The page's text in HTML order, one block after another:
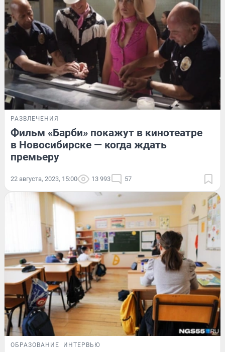
РАЗВЛЕЧЕНИЯ
Фильм «Барби» покажут в кинотеатре
в Новосибирске — когда ждать
премьеру
22 августа, 2023, 15:00 13 993 57
ОБРАЗОВАНИЕ ИНТЕРВЬЮ